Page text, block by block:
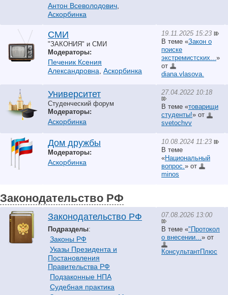
Антон Всеволодович
Аскорбинка
СМИ
"ЗАКОНИЯ" и СМИ
Модераторы:
Печеник Ксения
Александровна Аскорбинка
19.11.2025 15:23
В теме «Закон о
поиске
экстремистских... »
от
diana.vlasova.
Университет
Студенческий форум
Модераторы:
Аскорбинка
27.04.2022 10:18
В теме «товарищи
студенты!» от
svetochvv
Дом дружбы
Модераторы:
Аскорбинка
10.08.2024 11:23
В теме
«Национальный
вопрос. » от
minos
Законодательство РФ
Законодательство РФ
Подразделы:
Законы РФ
Указы Президента и
Постановления
Правительства РФ
Подзаконные НПА
Судебная практика
07.08.2026 13:00
В теме «"Протокол
о внесении...» от
КонсультантПлюс